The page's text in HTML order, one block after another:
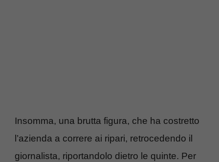
Insomma, una brutta figura, che ha costretto
l’azienda a correre ai ripari, retrocedendo il
giornalista, riportandolo dietro le quinte. Per